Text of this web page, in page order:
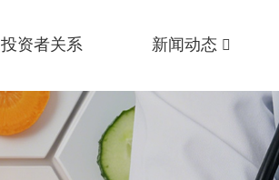
投资者关系 新闻动态